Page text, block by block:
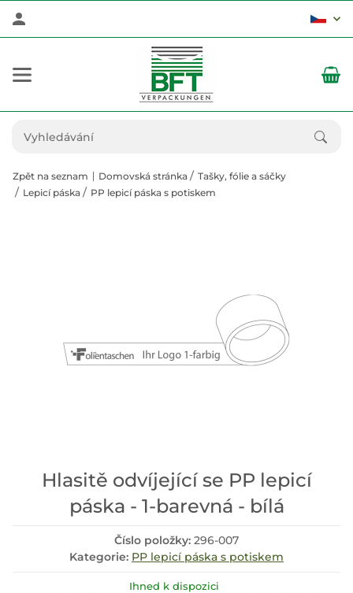
Zpět na seznam Domovská stránka
Tašky, fólie a sáčky
Lepicí páska
PP lepicí páska s potiskem
Hlasitě odvíjející se PP lepicí
páska - 1-barevná - bílá
Číslo položky: 296-007
Kategorie: PP lepicí páska s potiskem
Ihned k dispozici